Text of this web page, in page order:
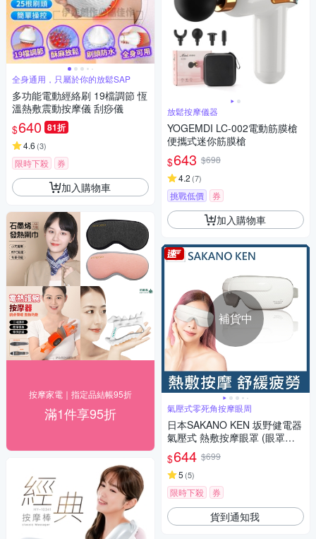
全身通用，只屬於你的放鬆SAP
多功能電動經絡刷 19檔調節 恆
溫熱敷震動按摩儀 刮痧儀
$640 81折
4.6 (3)
限時下殺 券
加入購物車
按摩家電｜指定品結帳95折
滿1件享95折
放鬆按摩儀器
YOGEMDI LC-002電動筋膜槍
便攜式迷你筋膜槍
$643 $698
4.2 (7)
挑戰低價 券
加入購物車
補貨中
氣壓式零死角按摩眼周
日本SAKANO KEN 坂野健電器
氣壓式 熱敷按摩眼罩 (眼罩熱
敷/眼部按摩/睡眠眼罩/蒸氣眼
罩)
$644 $699
5 (5)
限時下殺 券
貨到通知我